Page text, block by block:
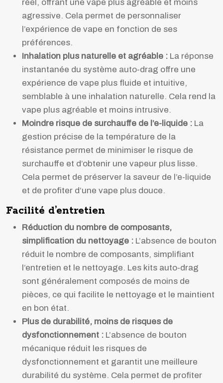
réel, offrant une vape plus agréable et moins
agressive. Cela permet de personnaliser
l’expérience de vape en fonction de ses
préférences.
Inhalation plus naturelle et agréable : La réponse
instantanée du système auto-drag offre une
expérience de vape plus fluide et intuitive,
semblable à une inhalation naturelle. Cela rend la
vape plus agréable et moins intrusive.
Moindre risque de surchauffe de l’e-liquide : La
gestion précise de la température de la
résistance permet de minimiser le risque de
surchauffe et d’obtenir une vapeur plus lisse.
Cela permet de préserver la saveur de l’e-liquide
et de profiter d’une vape plus douce.
Facilité d’entretien
Réduction du nombre de composants,
simplification du nettoyage : L’absence de bouton
réduit le nombre de composants, simplifiant
l’entretien et le nettoyage. Les kits auto-drag
sont généralement composés de moins de
pièces, ce qui facilite le nettoyage et le maintient
en bon état.
Plus de durabilité, moins de risques de
dysfonctionnement : L’absence de bouton
mécanique réduit les risques de
dysfonctionnement et garantit une meilleure
durabilité du système. Cela permet de profiter